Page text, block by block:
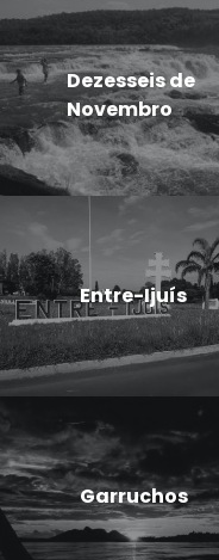
Dezesseis de
Novembro
Entre-Ijuís
Garruchos